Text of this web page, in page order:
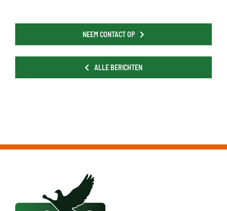
NEEM CONTACT OP
ALLE BERICHTEN